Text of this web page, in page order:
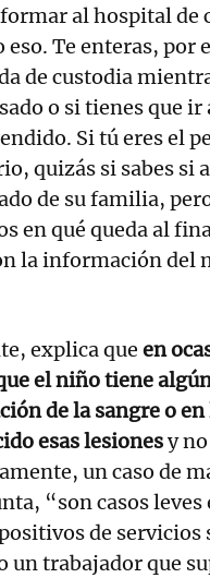
al hospital de
Te enteras, por
de custodia
o si tienes que ir
Si tú eres el
quizás si sabes si
de su familia,
en qué queda al
la información del
explica que en
el niño tiene
de la sangre o
esas lesionesy
un caso de
“son casos leves
de servicios
un trabajador que